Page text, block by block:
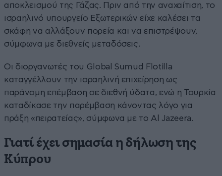
αποκλεισμού της Γάζας. Πριν από την αναχαίτιση, το
ισραηλινό υπουργείο Εξωτερικών είχε καλέσει τα
σκάφη να αλλάξουν πορεία και να επιστρέψουν,
σύμφωνα με διεθνείς μεταδόσεις.
Οι διοργανωτές του Global Sumud Flotilla
καταγγέλλουν την ισραηλινή επιχείρηση ως
παράνομη επέμβαση σε διεθνή ύδατα, ενώ η Τουρκία
καταδίκασε την παρέμβαση κάνοντας λόγο για
πράξη «πειρατείας», σύμφωνα με το Al Jazeera.
Γιατί έχει σημασία η δήλωση της
Κύπρου